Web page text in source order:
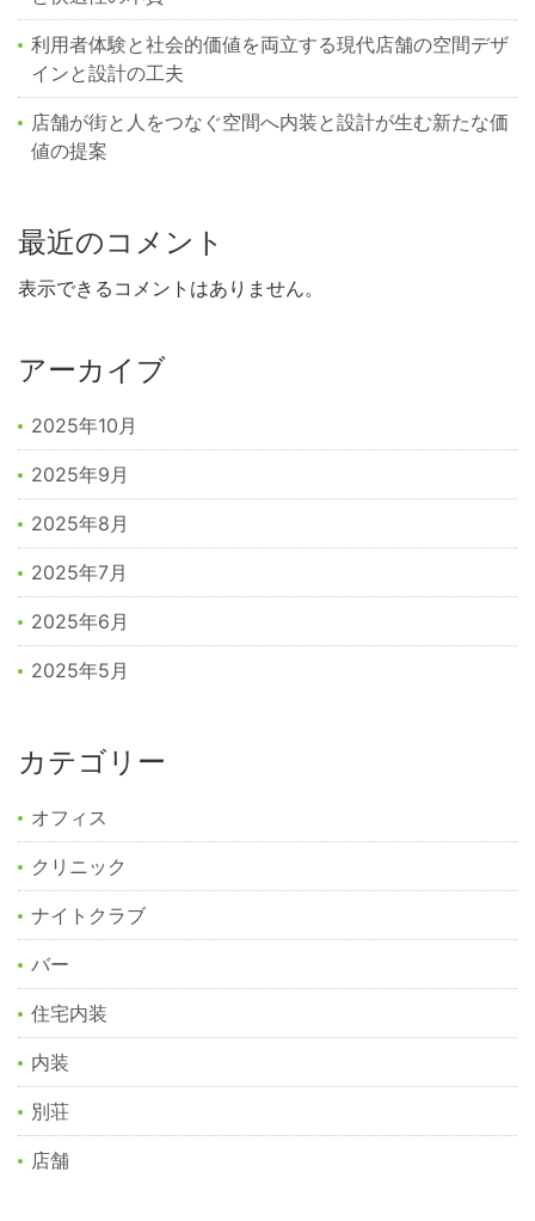
利用者体験と社会的価値を両立する現代店舗の空間デザ
インと設計の工夫
店舗が街と人をつなぐ空間へ内装と設計が生む新たな価
値の提案
最近のコメント
表示できるコメントはありません。
アーカイブ
2025年10月
2025年9月
2025年8月
2025年7月
2025年6月
2025年5月
カテゴリー
オフィス
クリニック
ナイトクラブ
バー
住宅内装
内装
別荘
店舗